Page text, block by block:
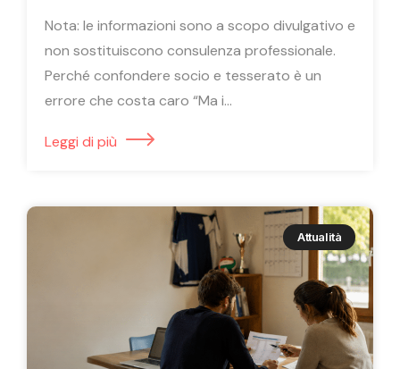
Nota: le informazioni sono a scopo divulgativo e
non sostituiscono consulenza professionale.
Perché confondere socio e tesserato è un
errore che costa caro “Ma i...
Leggi di più
Attualità